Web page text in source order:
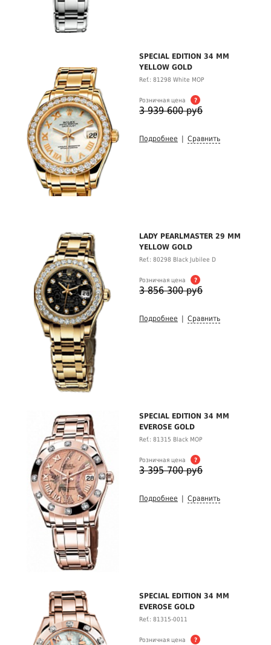
SPECIAL EDITION 34 MM
YELLOW GOLD
Ref.: 81298 White MOP
Розничная цена ?
3 939 600 руб
Подробнее Сравнить
LADY PEARLMASTER 29 MM
YELLOW GOLD
Ref.: 80298 Black Jubilee D
Розничная цена ?
3 856 300 руб
Подробнее Сравнить
SPECIAL EDITION 34 MM
EVEROSE GOLD
Ref.: 81315 Black MOP
Розничная цена ?
3 395 700 руб
Подробнее Сравнить
SPECIAL EDITION 34 MM
EVEROSE GOLD
Ref.: 81315-0011
Розничная цена ?